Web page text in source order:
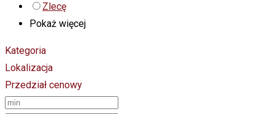
Zlecę
Pokaż więcej
Kategoria
Lokalizacja
Przedział cenowy